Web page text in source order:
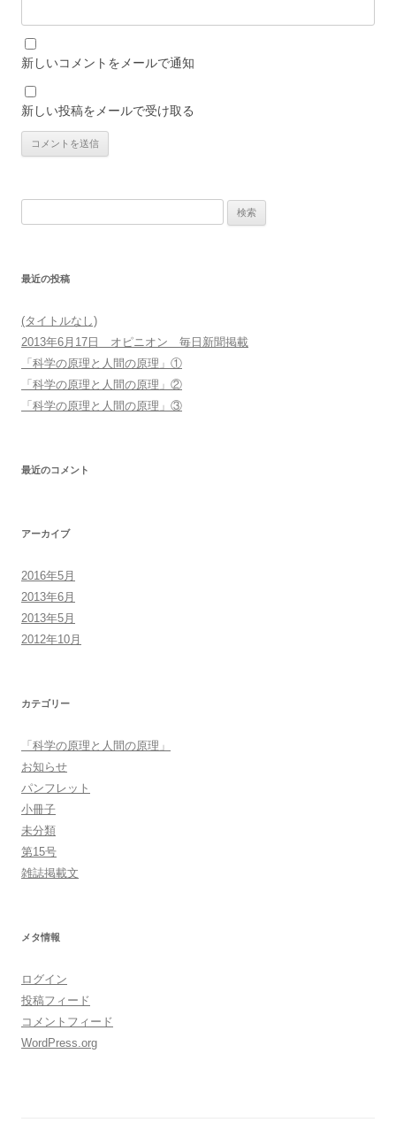
新しいコメントをメールで通知
新しい投稿をメールで受け取る
最近の投稿
(タイトルなし)
2013年6月17日 オピニオン 毎日新聞掲載
「科学の原理と人間の原理」①
「科学の原理と人間の原理」②
「科学の原理と人間の原理」③
最近のコメント
アーカイブ
2016年5月
2013年6月
2013年5月
2012年10月
カテゴリー
「科学の原理と人間の原理」
お知らせ
パンフレット
小冊子
未分類
第15号
雑誌掲載文
メタ情報
ログイン
投稿フィード
コメントフィード
WordPress.org